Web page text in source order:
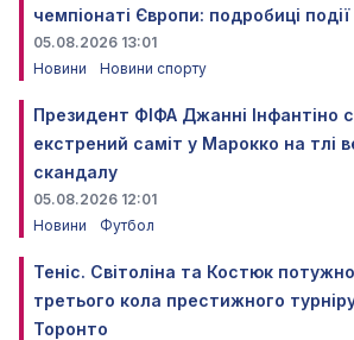
чемпіонаті Європи: подробиці події
05.08.2026 13:01
Новини
Новини спорту
Президент ФІФА Джанні Інфантіно
екстрений саміт у Марокко на тлі
скандалу
05.08.2026 12:01
Новини
Футбол
Теніс. Світоліна та Костюк
третього кола престижного
Торонто